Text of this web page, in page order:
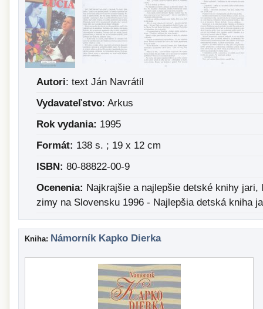
Autori: text Ján Navrátil
Vydavateľstvo: Arkus
Rok vydania: 1995
Formát: 138 s. ; 19 x 12 cm
ISBN: 80-88822-00-9
Ocenenia: Najkrajšie a najlepšie detské knihy jari,
zimy na Slovensku 1996 - Najlepšia detská kniha
Kniha: Námorník Kapko Dierka